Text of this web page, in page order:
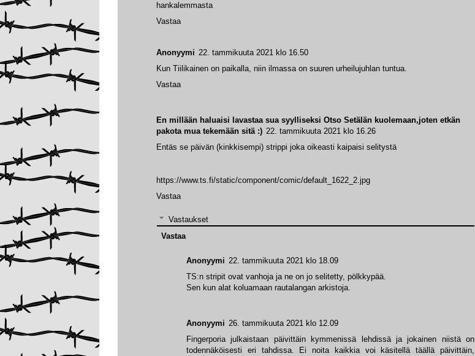
En millään haluaisi lavastaa sua syylliseksi Otso Setälän kuolemaan,joten etkän
pakota mua tekemään sitä :) 22. tammikuuta 2021 klo 16.26
Entäs se päivän (kinkkisempi) strippi joka oikeasti kaipaisi selitystä
https://www.ts.fi/static/component/comic/default_1622_2.jpg
Vastaa
Vastaukset
Anonyymi 22. tammikuuta 2021 klo 18.09
TS:n stripit ovat vanhoja ja ne on jo selitetty, pölkkypää.
Sen kun alat koluamaan rautalangan arkistoja.
Anonyymi 26. tammikuuta 2021 klo 12.09
Fingerporia julkaistaan päivittäin kymmenissä lehdissä ja jokainen niistä on
todennäköisesti eri tahdissa. Ei noita kaikkia voi käsitellä täällä päivittäin,
Vastaa
Anonyymi 22. tammikuuta 2021 klo 16.50
Kun Tiilikainen on paikalla, niin ilmassa on suuren urheilujuhlan tuntua.
Vastaa
hankalemmasta
Vastaa